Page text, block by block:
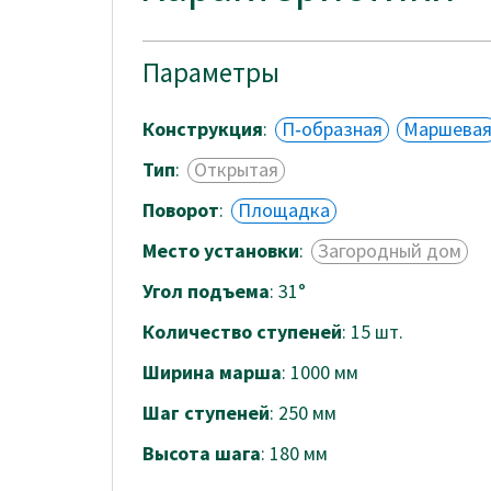
Параметры
Конструкция: П‑образная Маршевая
Тип:
Открытая
Поворот:
Площадка
Место установки:
Загородный дом
Угол подъема: 31°
Количество ступеней: 15 шт.
Ширина марша: 1000 мм
Шаг ступеней: 250 мм
Высота шага: 180 мм